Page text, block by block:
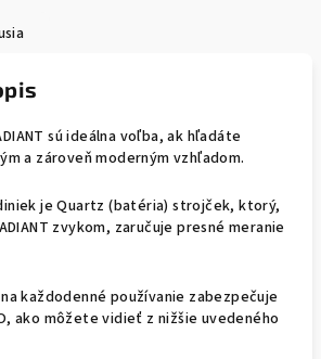
sú ideálna voľba, ak hľadáte
a zároveň moderným vzhľadom.
je Quartz (batéria) strojček, ktorý,
zvykom, zaručuje presné meranie
každodenné používanie zabezpečuje
ako môžete vidieť z nižšie uvedeného